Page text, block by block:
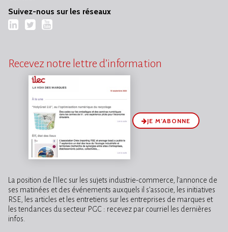
Suivez-nous sur les réseaux
LinkedIn
TwitterYouTube
Recevez notre lettre d’information
JE M’ABONNE
La position de l’Ilec sur les sujets industrie-commerce, l’annonce de
ses matinées et des événements auxquels il s’associe, les initiatives
RSE, les articles et les entretiens sur les entreprises de marques et
les tendances du secteur PGC : recevez par courriel les dernières
infos.